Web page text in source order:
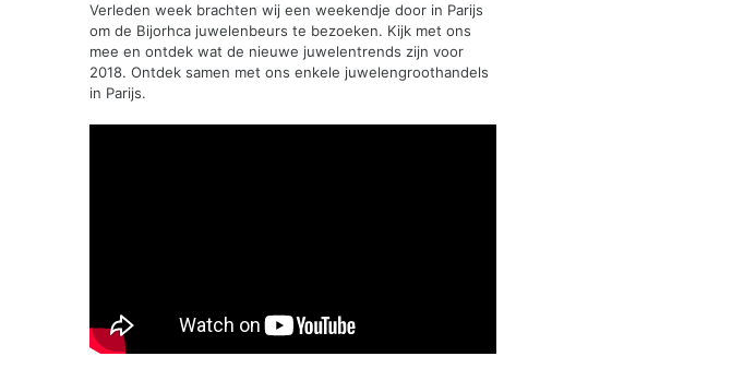
Verleden week brachten wij een weekendje door in Parijs
om de Bijorhca juwelenbeurs te bezoeken. Kijk met ons
mee en ontdek wat de nieuwe juwelentrends zijn voor
2018. Ontdek samen met ons enkele juwelengroothandels
in Parijs.